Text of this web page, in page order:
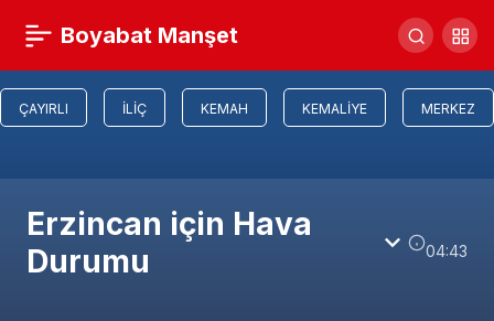
Boyabat Manşet
ÇAYIRLI İLIÇ KEMAH KEMALIYE MERKEZ
Erzincan için Hava
Durumu
04:43